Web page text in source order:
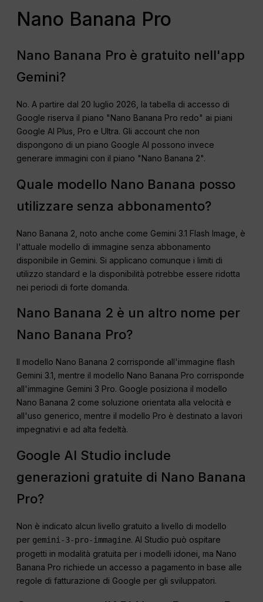
Nano Banana Pro
Nano Banana Pro è gratuito nell'app
Gemini?
No. A partire dal 20 luglio 2026, la tabella di accesso di
Google riserva il piano "Nano Banana Pro redo" ai piani
Google AI Plus, Pro e Ultra. Gli account che non
dispongono di un piano Google AI possono invece
generare immagini con il piano "Nano Banana 2".
Quale modello Nano Banana posso
utilizzare senza abbonamento?
Nano Banana 2, noto anche come Gemini 3.1 Flash Image, è
l'attuale modello di immagine senza abbonamento
disponibile in Gemini. Si applicano comunque i limiti di
utilizzo standard e la disponibilità potrebbe essere ridotta
nei periodi di forte domanda.
Nano Banana 2 è un altro nome per
Nano Banana Pro?
Il modello Nano Banana 2 corrisponde all'immagine flash
Gemini 3.1, mentre il modello Nano Banana Pro corrisponde
all'immagine Gemini 3 Pro. Google posiziona il modello
Nano Banana 2 come soluzione orientata alla velocità e
all'uso generico, mentre il modello Pro è destinato a lavori
impegnativi e ad alta fedeltà.
Google AI Studio include
generazioni gratuite di Nano Banana
Pro?
Non è indicato alcun livello gratuito a livello di modello
per gemini-3-pro-immagine. AI Studio può ospitare
progetti in modalità gratuita per i modelli idonei, ma Nano
Banana Pro richiede un accesso a pagamento in base alle
regole di fatturazione di Google per gli sviluppatori.